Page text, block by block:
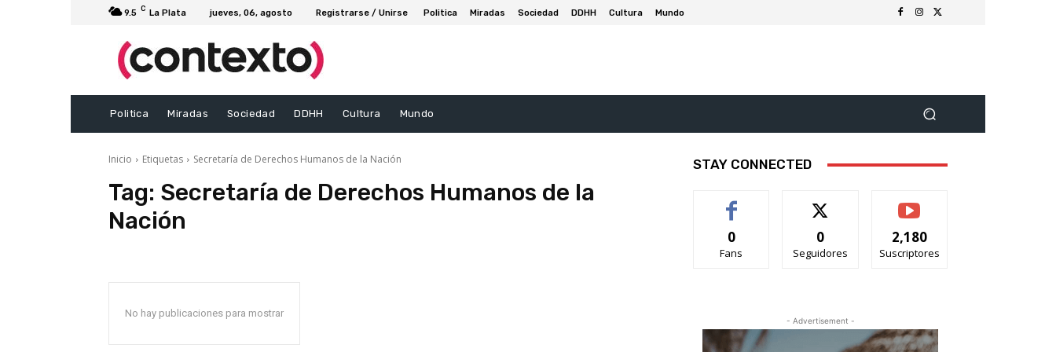
9.5 C La Plata jueves, 06, agosto Registrarse / Unirse Politica Miradas Sociedad DDHH Cultura Mundo
Politica Miradas Sociedad DDHH Cultura Mundo
Inicio Etiquetas Secretaría de Derechos Humanos de la Nación
Tag: Secretaría de Derechos Humanos de la
Nación
No hay publicaciones para mostrar
STAY CONNECTED
0
Fans
0
Seguidores
2,180
Suscriptores
- Advertisement -